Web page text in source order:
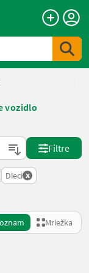
vozidlo
Filtre
Dieci x
Mriežka